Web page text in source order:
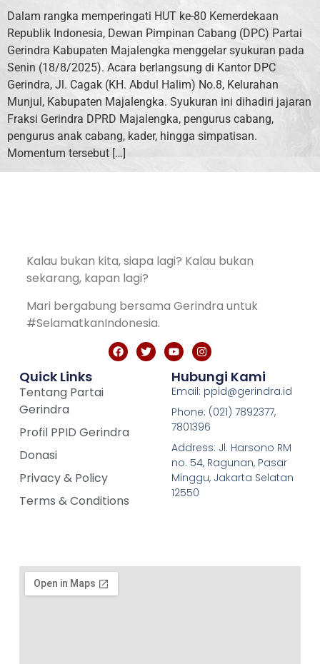
Dalam rangka memperingati HUT ke-80 Kemerdekaan
Republik Indonesia, Dewan Pimpinan Cabang (DPC) Partai
Gerindra Kabupaten Majalengka menggelar syukuran pada
Senin (18/8/2025). Acara berlangsung di Kantor DPC
Gerindra, Jl. Cagak (KH. Abdul Halim) No.8, Kelurahan
Munjul, Kabupaten Majalengka. Syukuran ini dihadiri jajaran
Fraksi Gerindra DPRD Majalengka, pengurus cabang,
pengurus anak cabang, kader, hingga simpatisan.
Momentum tersebut […]
Kalau bukan kita, siapa lagi? Kalau bukan
sekarang, kapan lagi?
Mari bergabung bersama Gerindra untuk
#SelamatkanIndonesia.
Quick Links
Tentang Partai
Gerindra
Profil PPID Gerindra
Donasi
Privacy & Policy
Terms & Conditions
Hubungi Kami
Email: ppid@gerindra.id
Phone: (021) 7892377,
7801396
Address: Jl. Harsono RM
no. 54, Ragunan, Pasar
Minggu, Jakarta Selatan
12550